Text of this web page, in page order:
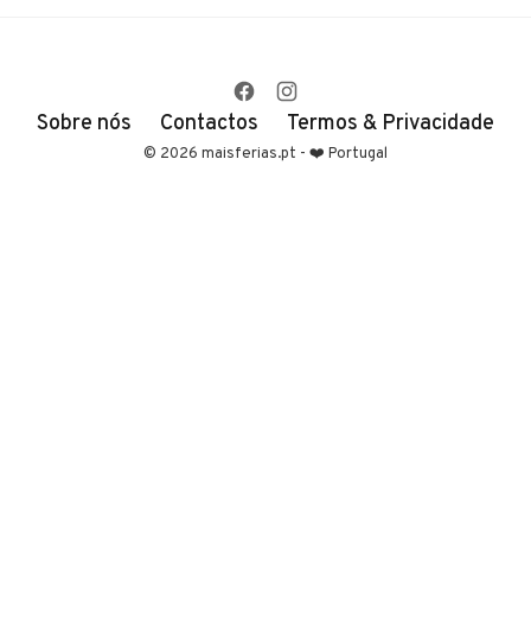
Sobre nós Contactos Termos & Privacidade
© 2026 maisferias.pt - ❤️ Portugal